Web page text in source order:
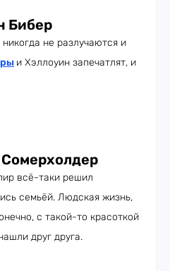
Бибер
не разлучаются и
и Хэллоуин запечатлят, и
всё-таки решил
семьёй. Людская жизнь,
с такой-то красоткой
друг друга.